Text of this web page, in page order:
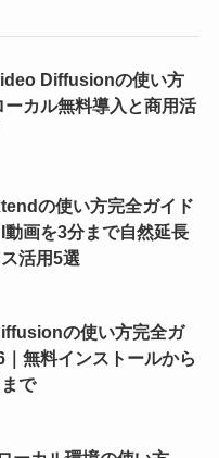
Diffusionの使い方
ーカル無料導入と商用活
の使い方完全ガイド
画を3分まで自然延長
活用5選
の使い方完全ガ
｜無料インストールから
で